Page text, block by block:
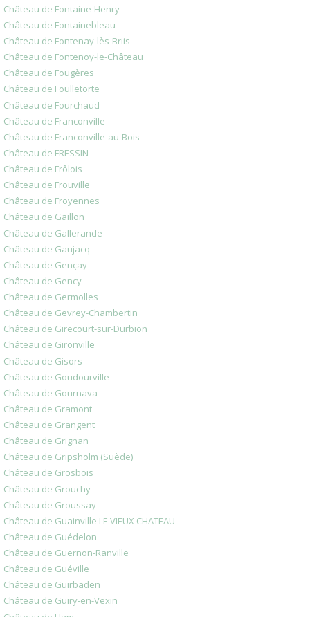
Château de Fontaine-Henry
Château de Fontainebleau
Château de Fontenay-lès-Briis
Château de Fontenoy-le-Château
Château de Fougères
Château de Foulletorte
Château de Fourchaud
Château de Franconville
Château de Franconville-au-Bois
Château de FRESSIN
Château de Frôlois
Château de Frouville
Château de Froyennes
Château de Gaillon
Château de Gallerande
Château de Gaujacq
Château de Gençay
Château de Gency
Château de Germolles
Château de Gevrey-Chambertin
Château de Girecourt-sur-Durbion
Château de Gironville
Château de Gisors
Château de Goudourville
Château de Gournava
Château de Gramont
Château de Grangent
Château de Grignan
Château de Gripsholm (Suède)
Château de Grosbois
Château de Grouchy
Château de Groussay
Château de Guainville LE VIEUX CHATEAU
Château de Guédelon
Château de Guernon-Ranville
Château de Guéville
Château de Guirbaden
Château de Guiry-en-Vexin